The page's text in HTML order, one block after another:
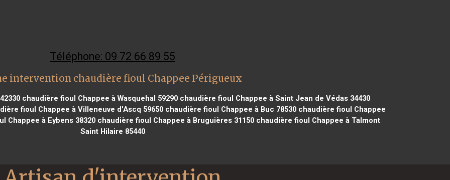
Téléphone: 09 72 66 89 55
intervention chaudière fioul Chappee Périgueux
chaudière fioul Chappee à Wasquehal 59290chaudière fioul Chappee à Saint Jean de Védas 34430
fioul Chappee à Villeneuve d'Ascq 59650chaudière fioul Chappee à Buc 78530chaudière fioul Chappee
Chappee à Eybens 38320 chaudière fioul Chappee à Bruguières 31150 chaudière fioul Chappee à Talmont
Saint Hilaire 85440